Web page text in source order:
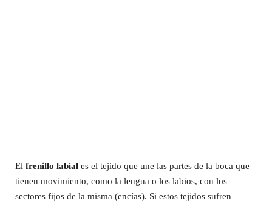
El frenillo labial es el tejido que une las partes de la boca que
tienen movimiento, como la lengua o los labios, con los
sectores fijos de la misma (encías). Si estos tejidos sufren